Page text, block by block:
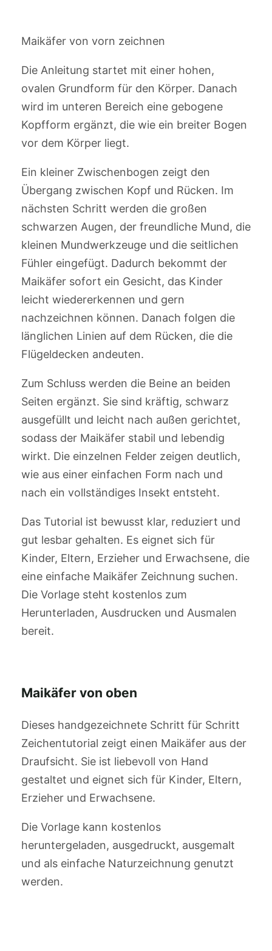
Maikäfer von vorn zeichnen
Die Anleitung startet mit einer hohen,
ovalen Grundform für den Körper. Danach
wird im unteren Bereich eine gebogene
Kopfform ergänzt, die wie ein breiter Bogen
vor dem Körper liegt.
Ein kleiner Zwischenbogen zeigt den
Übergang zwischen Kopf und Rücken. Im
nächsten Schritt werden die großen
schwarzen Augen, der freundliche Mund, die
kleinen Mundwerkzeuge und die seitlichen
Fühler eingefügt. Dadurch bekommt der
Maikäfer sofort ein Gesicht, das Kinder
leicht wiedererkennen und gern
nachzeichnen können. Danach folgen die
länglichen Linien auf dem Rücken, die die
Flügeldecken andeuten.
Zum Schluss werden die Beine an beiden
Seiten ergänzt. Sie sind kräftig, schwarz
ausgefüllt und leicht nach außen gerichtet,
sodass der Maikäfer stabil und lebendig
wirkt. Die einzelnen Felder zeigen deutlich,
wie aus einer einfachen Form nach und
nach ein vollständiges Insekt entsteht.
Das Tutorial ist bewusst klar, reduziert und
gut lesbar gehalten. Es eignet sich für
Kinder, Eltern, Erzieher und Erwachsene, die
eine einfache Maikäfer Zeichnung suchen.
Die Vorlage steht kostenlos zum
Herunterladen, Ausdrucken und Ausmalen
bereit.
Maikäfer von oben
Dieses handgezeichnete Schritt für Schritt
Zeichentutorial zeigt einen Maikäfer aus der
Draufsicht. Sie ist liebevoll von Hand
gestaltet und eignet sich für Kinder, Eltern,
Erzieher und Erwachsene.
Die Vorlage kann kostenlos
heruntergeladen, ausgedruckt, ausgemalt
und als einfache Naturzeichnung genutzt
werden.